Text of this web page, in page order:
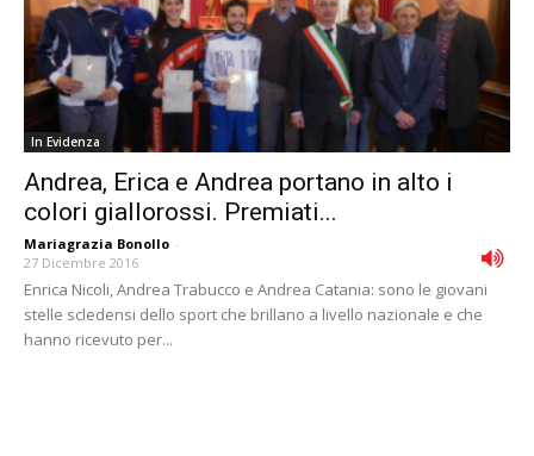
In Evidenza
Andrea, Erica e Andrea portano in alto i
colori giallorossi. Premiati...
Mariagrazia Bonollo -
27 Dicembre 2016
Enrica Nicoli, Andrea Trabucco e Andrea Catania: sono le giovani
stelle scledensi dello sport che brillano a livello nazionale e che
hanno ricevuto per...